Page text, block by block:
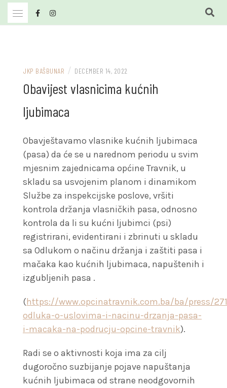
Skip
JKP BAŠBUNAR / DECEMBER 14, 2022
Obavijest vlasnicima kućnih
ljubimaca
Obavještavamo vlasnike kućnih ljubimaca
(pasa) da će se u narednom periodu u svim
mjesnim zajednicama općine Travnik, u
skladu sa usvojenim planom i dinamikom
Službe za inspekcijske poslove, vršiti
kontrola držanja vlasničkih pasa, odnosno
kontrola da li su kućni ljubimci (psi)
registrirani, evidentirani i zbrinuti u skladu
sa Odlukom o načinu držanja i zaštiti pasa i
mačaka kao kućnih ljubimaca, napuštenih i
izgubljenih pasa .
(https://www.opcinatravnik.com.ba/ba/press/
odluka-o-uslovima-i-nacinu-drzanja-pasa-
i-macaka-na-podrucju-opcine-travnik).
Radi se o aktivnosti koja ima za cilj
dugoročno suzbijanje pojave napuštanja
kućnih ljubimaca od strane neodgovornih